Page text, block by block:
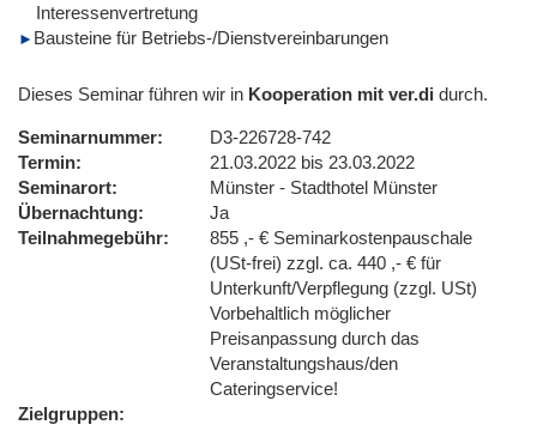
Interessenvertretung
Bausteine für Betriebs-/Dienstvereinbarungen
Dieses Seminar führen wir in Kooperation mit ver.di durch.
Seminarnummer
D3-226728-742
Termin
21.03.2022 bis 23.03.2022
Seminarort
Münster - Stadthotel Münster
Übernachtung
Ja
Teilnahmegebühr
855 ,- € Seminarkostenpauschale
(USt-frei) zzgl. ca. 440 ,- € für
Unterkunft/Verpflegung (zzgl. USt)
Vorbehaltlich möglicher
Preisanpassung durch das
Veranstaltungshaus/den
Cateringservice!
Zielgruppen